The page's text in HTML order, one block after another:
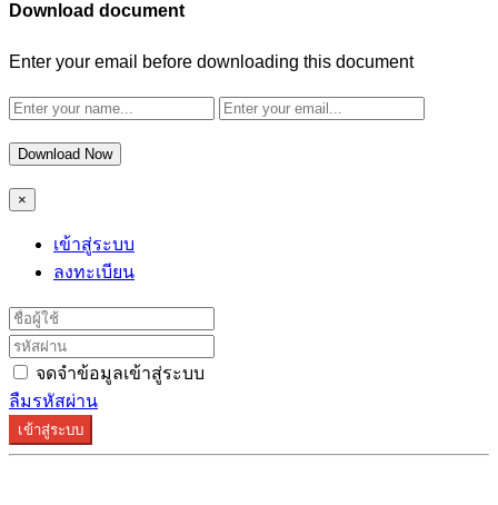
Download document
Enter your email before downloading this document
Download Now
×
เข้าสู่ระบบ
ลงทะเบียน
จดจำข้อมูลเข้าสู่ระบบ
ลืมรหัสผ่าน
เข้าสู่ระบบ